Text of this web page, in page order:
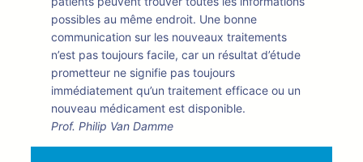
possibles au même endroit. Une bonne
communication sur les nouveaux traitements
n’est pas toujours facile, car un résultat d’étude
prometteur ne signifie pas toujours
immédiatement qu’un traitement efficace ou un
nouveau médicament est disponible.
Prof. Philip Van Damme